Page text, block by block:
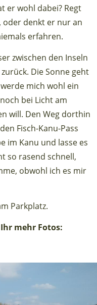
er wohl dabei? Regt
oder denkt er nur an
erfahren.
zwischen den Inseln
Die Sonne geht
mich wohl ein
bei Licht am
will. Den Weg dorthin
Fisch-Kanu-Pass
im Kanu und lasse es
so rasend schnell,
obwohl ich es mir
Parkplatz.
mehr Fotos: